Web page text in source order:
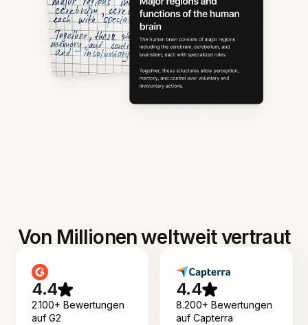
Von Millionen weltweit vertraut
4.4
2.100+ Bewertungen
auf G2
4.4
8.200+ Bewertungen
auf Capterra